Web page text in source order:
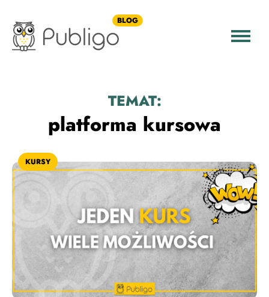
BLOG
TEMAT:
platforma kursowa
KURSY